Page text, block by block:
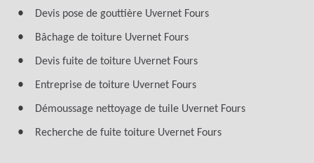
Devis pose de gouttière Uvernet Fours
Bâchage de toiture Uvernet Fours
Devis fuite de toiture Uvernet Fours
Entreprise de toiture Uvernet Fours
Démoussage nettoyage de tuile Uvernet Fours
Recherche de fuite toiture Uvernet Fours